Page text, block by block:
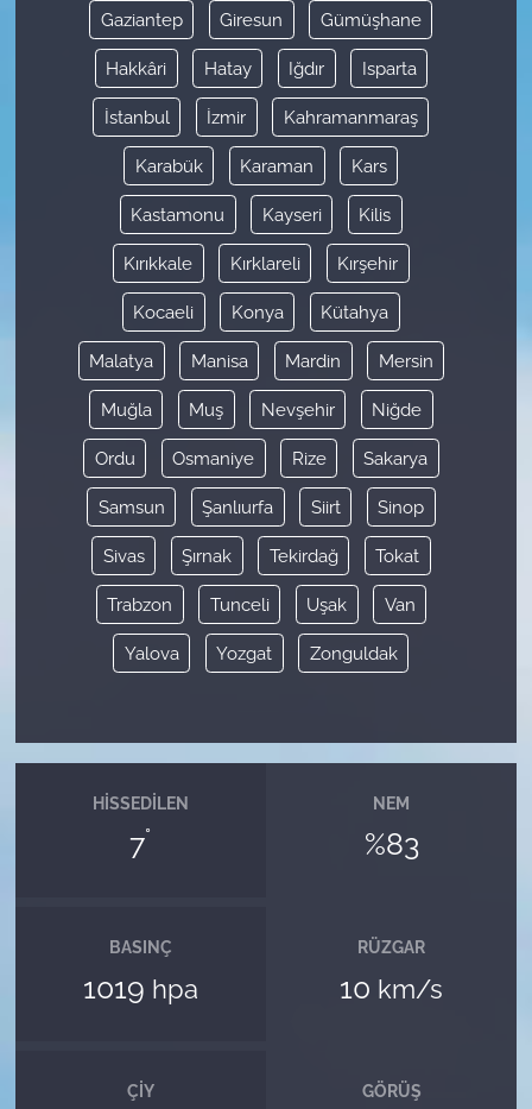
Gaziantep Giresun Gümüşhane
Hakkâri Hatay Iğdır Isparta
İstanbul İzmir Kahramanmaraş
Karabük Karaman Kars
Kastamonu Kayseri Kilis
Kırıkkale Kırklareli Kırşehir
Kocaeli Konya Kütahya
Malatya Manisa Mardin Mersin
Muğla Muş Nevşehir Niğde
Ordu Osmaniye Rize Sakarya
Samsun Şanlıurfa Siirt Sinop
Sivas Şırnak Tekirdağ Tokat
Trabzon Tunceli Uşak Van
Yalova Yozgat Zonguldak
HISSEDILEN
7°
NEM
%83
BASINÇ
1019 hpa
RÜZGAR
10 km/s
ÇIY GÖRÜŞ